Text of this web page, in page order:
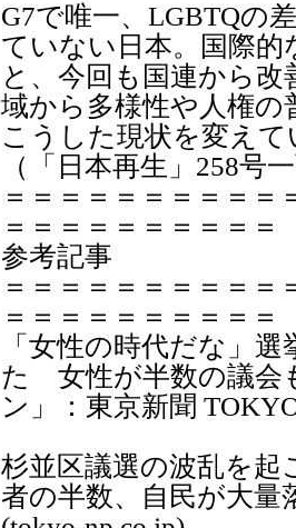
G7で唯一、LGBTQの
ていない日本。国際
と、今回も国連から
域から多様性や人権
こうした現状を変え
（「日本再生」258号
＝＝＝＝＝＝＝＝＝＝
＝＝＝＝＝＝＝＝＝＝
参考記事
＝＝＝＝＝＝＝＝＝＝
＝＝＝＝＝＝＝＝＝＝
「女性の時代だな」
た 女性が半数の議会
ン」：東京新聞
杉並区議選の波乱を
者の半数、自民が大量